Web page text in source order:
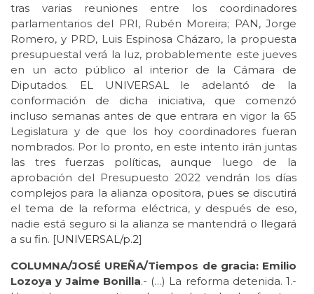
tras varias reuniones entre los coordinadores
parlamentarios del PRI, Rubén Moreira; PAN, Jorge
Romero, y PRD, Luis Espinosa Cházaro, la propuesta
presupuestal verá la luz, probablemente este jueves
en un acto público al interior de la Cámara de
Diputados. EL UNIVERSAL le adelantó de la
conformación de dicha iniciativa, que comenzó
incluso semanas antes de que entrara en vigor la 65
Legislatura y de que los hoy coordinadores fueran
nombrados. Por lo pronto, en este intento irán juntas
las tres fuerzas políticas, aunque luego de la
aprobación del Presupuesto 2022 vendrán los días
complejos para la alianza opositora, pues se discutirá
el tema de la reforma eléctrica, y después de eso,
nadie está seguro si la alianza se mantendrá o llegará
a su fin. [UNIVERSAL/p.2]
COLUMNA/JOSÉ UREÑA/Tiempos de gracia: Emilio
Lozoya y Jaime Bonilla.- (…) La reforma detenida. 1.-